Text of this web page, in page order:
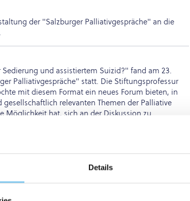
Details
der "Salzburger Palliativgespräche" an die
und assistiertem Suizid?" fand am 23.
Palliativgespräche" statt. Die Stiftungsprofessur
mit diesem Format ein neues Forum bieten, in
relevanten Themen der Palliative
Möglichkeit hat, sich an der Diskussion zu
sondern die Einladung ergeht explizit an
Diskussionen von Referenten aus
Privatuniversität in Salzburg gekommen.
Rechtswissenschaft und selbst Betroffene nutzten
Todes" auszutauschen. Palliative Care wird in
und insbesondere mit einem sanften und